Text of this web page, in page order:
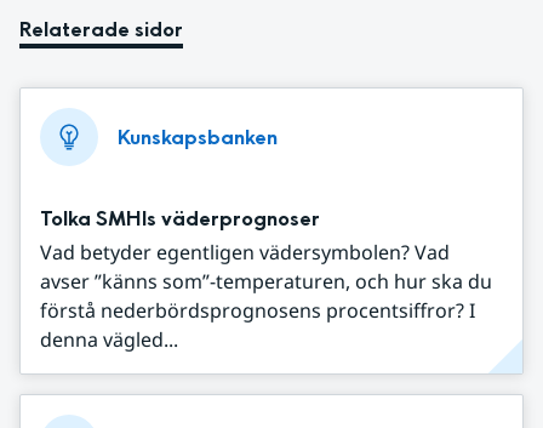
Relaterade sidor
Kunskapsbanken
Tolka SMHIs väderprognoser
Vad betyder egentligen vädersymbolen? Vad
avser ”känns som”-temperaturen, och hur ska du
förstå nederbördsprognosens procentsiffror? I
denna vägled...